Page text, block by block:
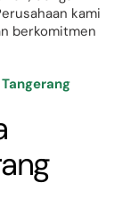
kami
berkomitmen